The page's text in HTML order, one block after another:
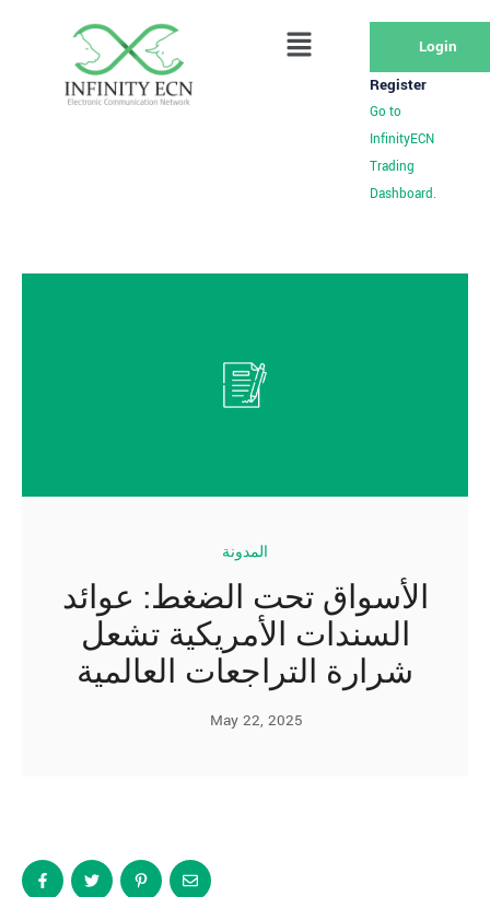
Login
Register
Go to
InfinityECN
Trading
Dashboard.
المدونة
الأسواق تحت الضغط: عوائد
السندات الأمريكية تشعل
شرارة التراجعات العالمية
May 22, 2025